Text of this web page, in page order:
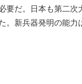
要だ。日本も第二次
。新兵器発明の能力